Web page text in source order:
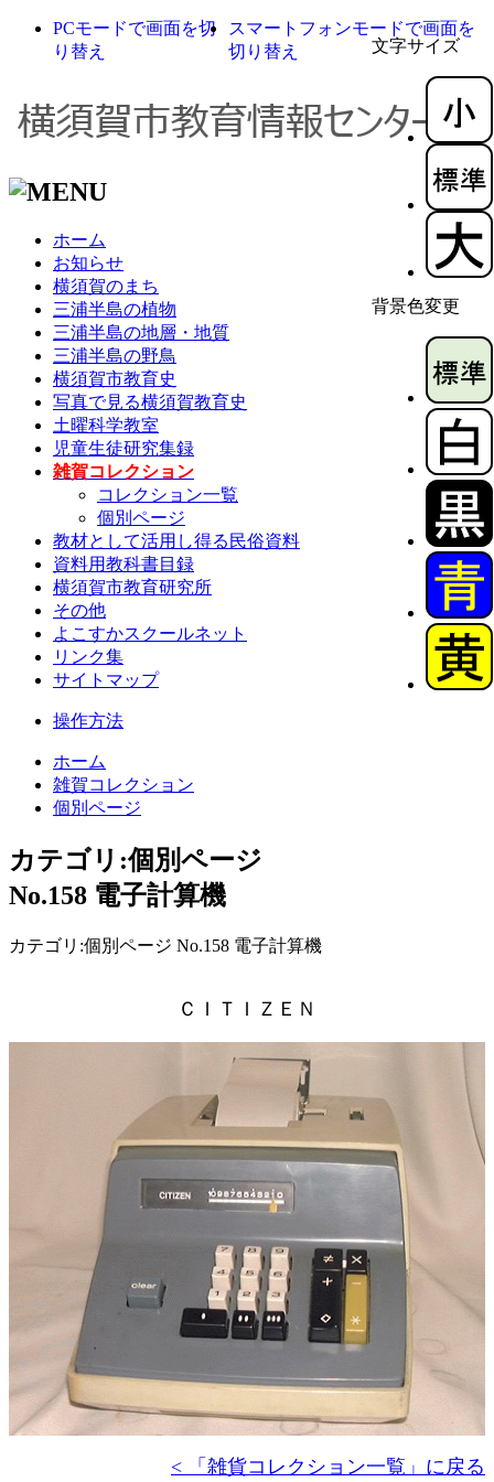
文字サイズ
背景色変更
PCモードで画面を切
り替え
スマートフォンモードで画面を
切り替え
ホーム
お知らせ
横須賀のまち
三浦半島の植物
三浦半島の地層・地質
三浦半島の野鳥
横須賀市教育史
写真で見る横須賀教育史
土曜科学教室
児童生徒研究集録
雑賀コレクション
コレクション一覧
個別ページ
教材として活用し得る民俗資料
資料用教科書目録
横須賀市教育研究所
その他
よこすかスクールネット
リンク集
サイトマップ
操作方法
ホーム
雑賀コレクション
個別ページ
カテゴリ:個別ページ
No.158 電子計算機
カテゴリ:個別ページ No.158 電子計算機
ＣＩＴＩＺＥＮ
< 「雑貨コレクション一覧」に戻る